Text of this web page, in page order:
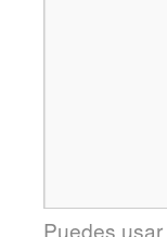
Puedes